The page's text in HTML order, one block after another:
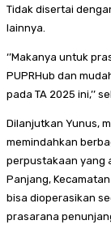
Tidak disertai
lainnya.
‘’Makanya untuk
PUPRHub dan
pada TA 2025 ini,’’
Dilanjutkan Yunus,
memindahkan
perpustakaan yang
Panjang,
bisa dioperasikan
prasarana